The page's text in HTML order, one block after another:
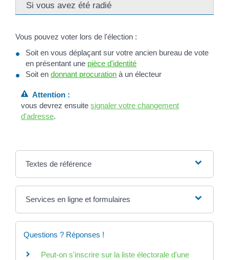
Si vous avez été radié
Vous pouvez voter lors de l'élection :
Soit en vous déplaçant sur votre ancien bureau de vote
en présentant une pièce d'identité
Soit en donnant procuration à un électeur
Attention :
vous devrez ensuitesignaler votre changement
d'adresse.
Textes de référence
Services en ligne et formulaires
Questions ? Réponses !
Peut-on s'inscrire sur la liste électorale d'une